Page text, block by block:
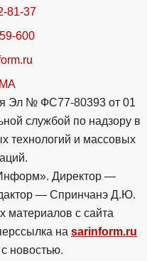
81-37
600
Эл № ФС77-80393 от 01
службой по надзору в
технологий и массовых
Директор —
— Спринчанэ Д.Ю.
материалов с сайта
на sarinform.ru
новостью.